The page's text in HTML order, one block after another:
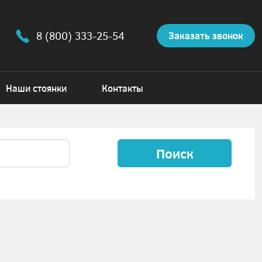
8 (800) 333-25-54 Заказать звонок
Наши стоянки Контакты
Поиск